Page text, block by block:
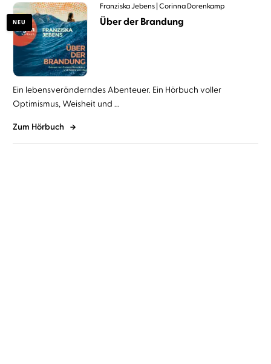
NEU
Franziska Jebens Corinna Dorenkamp
Über der Brandung
Ein lebensveränderndes Abenteuer. Ein Hörbuch voller
Optimismus, Weisheit und ...
Zum Hörbuch